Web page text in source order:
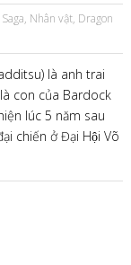
, Nhân vật, Dragon
là anh trai
con của Bardock
lúc 5 năm sau
chiến ở Đại Hội Võ